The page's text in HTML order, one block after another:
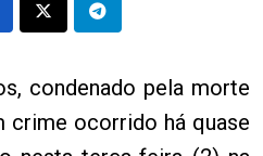
condenado pela morte
crime ocorrido há quase